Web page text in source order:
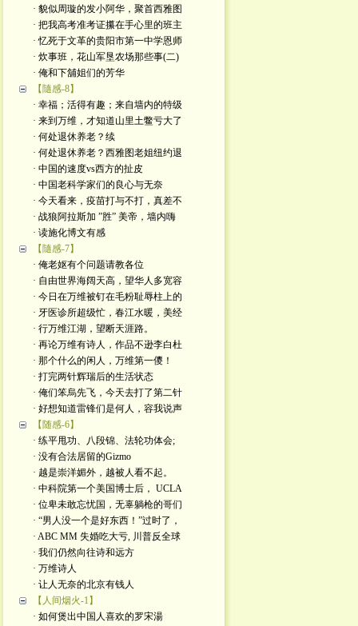
· 貌似周璇的发小阿华，聚首西雅图
· 把我高考准考证攥在手心里的班主
· 忆死于文革的贵阳市第一中学恩师
· 炊事班，花山军垦农场那些事(二)
· 俺和下舖姐们的芳华
【隨感-8】
· 幸福；活得有趣；来自墙内的特级
· 来到万维，才知道山里土鳖亏大了
· 何处退休养老？续
· 何处退休养老？西雅图老姐纽约退
· 中国的速度vs西方的扯皮
· 中国老科学家们的良心与无奈
· 今天看来，疫苗打与不打，真差不
· 战狼阿拉斯加 ”胜” 美帝，墙内嗨
· 读施化博文有感
【隨感-7】
· 俺老妪有个问题请教各位
· 自由世界海阔天高，望华人多宽容
· 今日在万维被钉在毛粉耻辱柱上的
· 牙医诊所超级忙，春江水暖，美经
· 行万维江湖，望断天涯路。
· 再论万维有诗人，作品不逊李白杜
· 那个什么的闲人，万维第一儍！
· 打完两针辉瑞后的生活状态
· 俺们笨烏先飞，今天去打了第二针
· 好想知道雷锋们是何人，容我说声
【随感-6】
· 练平甩功、八段锦、法轮功体会;
· 没有合法居留的Gizmo
· 越是崇洋媚外，越被人看不起。
· 中科院第一个美国博士后， UCLA
· 位卑未敢忘忧国，无辜躺枪的哥们
· “男人没一个是好东西！”过时了，
· ABC MM 失婚吃大亏, 川普反全球
· 我们仍然向往诗和远方
· 万维诗人
· 让人无奈的北京有钱人
【人间烟火-1】
· 如何煲出中国人喜欢的罗宋湯